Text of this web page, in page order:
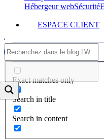
Hébergeur webSécurité
ESPACE CLIENT
Exact matches only
Search in title
Search in content